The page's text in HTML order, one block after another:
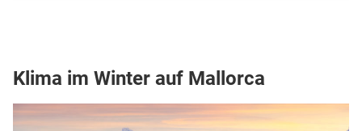
Klima im Winter auf Mallorca